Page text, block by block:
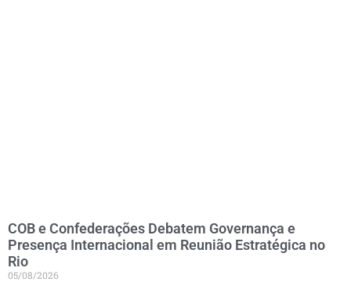
COB e Confederações Debatem Governança e
Presença Internacional em Reunião Estratégica no
Rio
05/08/2026